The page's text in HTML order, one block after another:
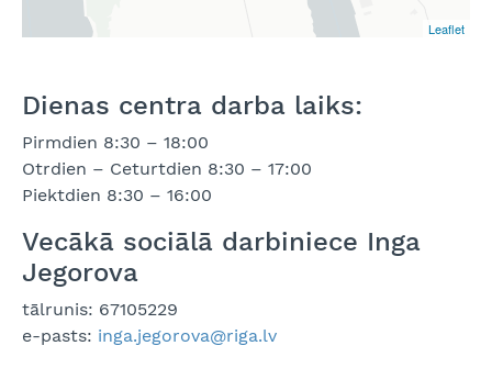
Leaflet
Dienas centra darba laiks:
Pirmdien 8:30 – 18:00
Otrdien – Ceturtdien 8:30 – 17:00
Piektdien 8:30 – 16:00
Vecākā sociālā darbiniece Inga
Jegorova
tālrunis: 67105229
e-pasts: inga.jegorova@riga.lv